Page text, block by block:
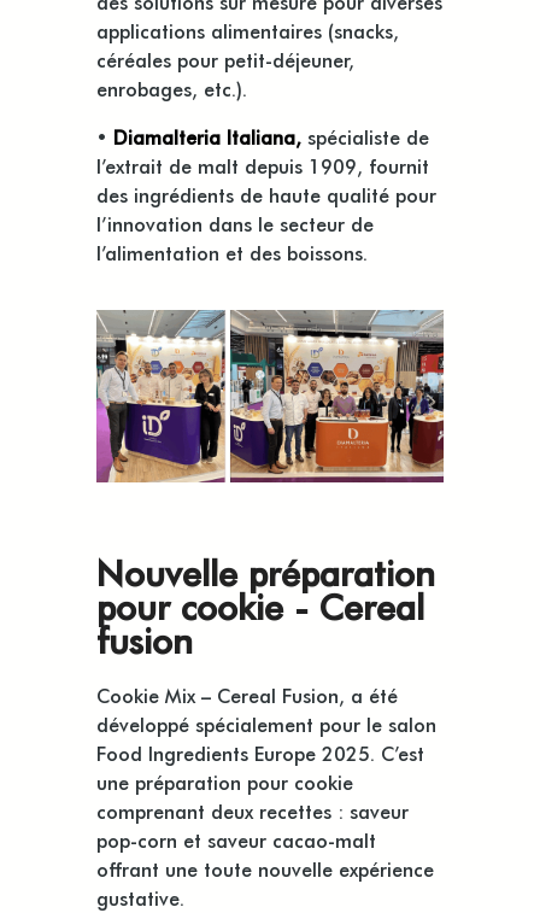
applications alimentaires (snacks,
céréales pour petit-déjeuner,
enrobages, etc.).
• Diamalteria Italiana, spécialiste de
l’extrait de malt depuis 1909, fournit
des ingrédients de haute qualité pour
l’innovation dans le secteur de
l’alimentation et des boissons.
Nouvelle préparation
pour cookie - Cereal
fusion
Cookie Mix – Cereal Fusion, a été
développé spécialement pour le salon
Food Ingredients Europe 2025. C’est
une préparation pour cookie
comprenant deux recettes : saveur
pop-corn et saveur cacao-malt
offrant une toute nouvelle expérience
gustative.